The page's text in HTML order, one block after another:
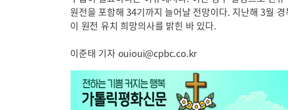
원전을 포함해 34기까지 늘어날 전망이다. 지난해 3월 경
이 원전 유치 희망의사를 밝힌 바 있다.
이준태 기자 ouioui@cpbc.co.kr